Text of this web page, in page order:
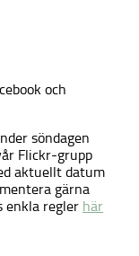
och
söndagen
Flickr-grupp
aktuellt datum
gärna
enkla regler här